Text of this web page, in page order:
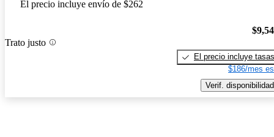
El precio incluye envío de $262
Trato justo
El precio incluye tasas
$186/mes
Verif. disponibilidad